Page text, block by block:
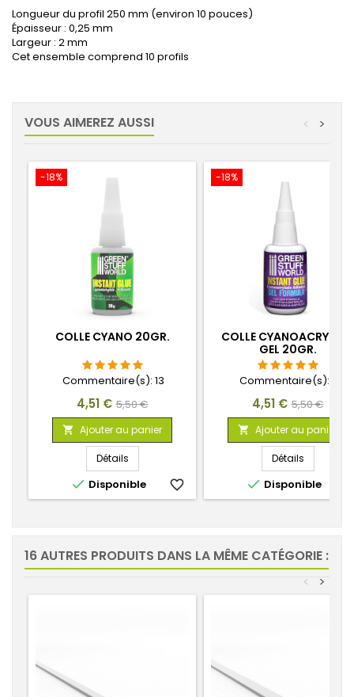
Longueur du profil 250 mm (environ 10 pouces)
Épaisseur : 0,25 mm
Largeur : 2 mm
Cet ensemble comprend 10 profils
VOUS AIMEREZ AUSSI >
<
-18%
COLLE CYANO 20GR.
Commentaire(s): 13
Prix
4,51 € Prix
de
base
5,50 €
 Ajouter au panier
Détails
 Disponible favorite_border
-18%
COLLE CYANOACRYLATE
GEL 20GR.
Commentaire(s):
Prix
4,51 € Prix
de
base
5,50 €
 Ajouter au panier
Détails
 Disponible
16 AUTRES PRODUITS DANS LA MÊME CATÉGORIE :
>
<